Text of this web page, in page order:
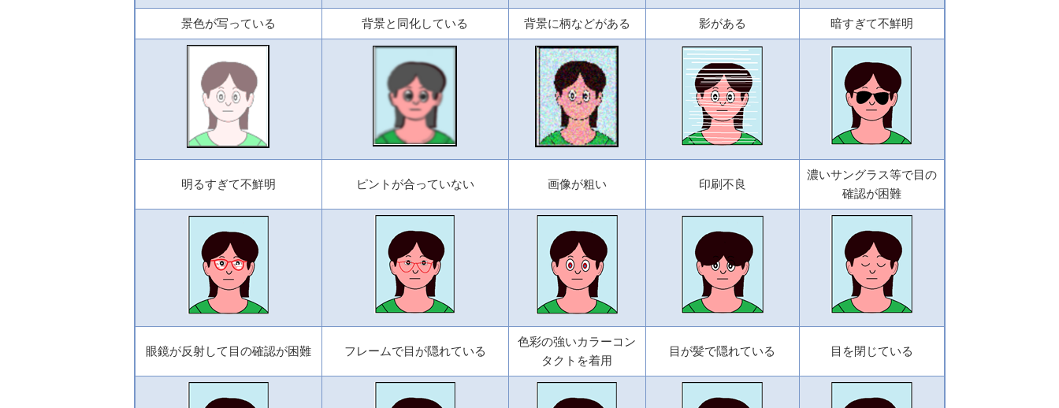
景色が写っている 背景と同化している 背景に柄などがある 影がある 暗すぎて不鮮明
明るすぎて不鮮明 ピントが合っていない 画像が粗い 印刷不良
濃いサングラス等で目の
確認が困難
眼鏡が反射して目の確認が困難 フレームで目が隠れている
色彩の強いカラーコン
タクトを着用
目が髪で隠れている 目を閉じている